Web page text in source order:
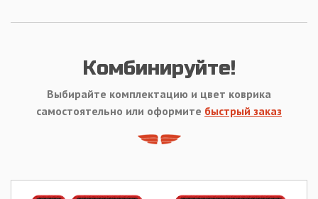
Комбинируйте!
Выбирайте комплектацию и цвет коврика
самостоятельно или оформите быстрый заказ